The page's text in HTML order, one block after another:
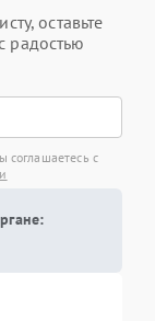
оставьте
радостью
соглашаетесь с